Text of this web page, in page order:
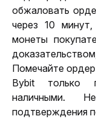
обжаловать
через 10
монеты
Помечайте
Bybit только
наличными.
подтверждения